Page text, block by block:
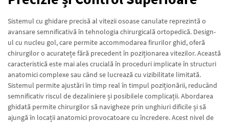
Sistemul cu ghidare precisă al vitezii osoase canulate reprezintă o
avansare semnificativă în tehnologia chirurgicală ortopedică. Design-
ul cu nucleu gol, care permite accommodarea firurilor ghid, oferă
chirurgilor o acuratețe fără precedent în poziționarea vitezilor. Această
caracteristică este mai ales crucială în proceduri implicate în structuri
anatomici complexe sau când se lucrează cu vizibilitate limitată.
Sistemul permite ajustări în timp real în timpul poziționării, reducând
semnificativ riscul de dezaliniere și posibilele complicații. Abordarea
ghidată permite chirurgilor să navigheze prin unghiuri dificile și să
ajungă în locații anatomici provocatoare cu încredere. Acest nivel de